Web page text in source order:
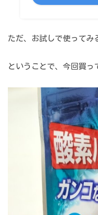
ただ、お試しで使って
ということで、今回買っ